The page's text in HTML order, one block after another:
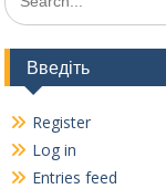
for:
Введіть
Register
Log in
Entries feed